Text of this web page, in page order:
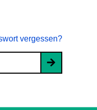
vergessen?